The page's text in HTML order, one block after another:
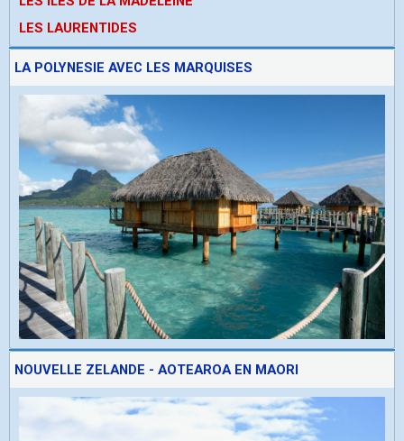
LES LAURENTIDES
LA POLYNESIE AVEC LES MARQUISES
NOUVELLE ZELANDE - AOTEAROA EN MAORI